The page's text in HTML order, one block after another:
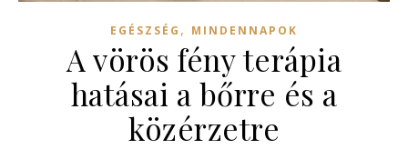
EGÉSZSÉG , MINDENNAPOK
A vörös fény terápia
hatásai a bőrre és a
közérzetre